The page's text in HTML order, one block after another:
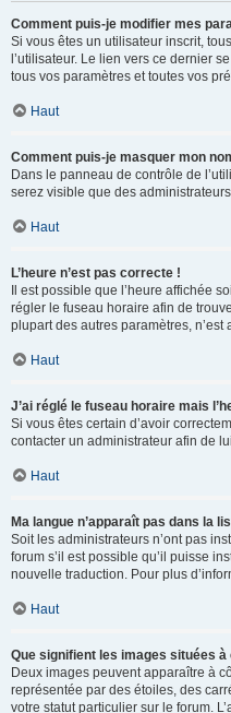
Comment puis-je modifier mes
Si vous êtes un utilisateur inscrit,
l’utilisateur. Le lien vers ce dernier
tous vos paramètres et toutes vos
Haut
Comment puis-je masquer mon
Dans le panneau de contrôle de
serez visible que des
Haut
L’heure n’est pas correcte !
Il est possible que l’heure affichée
régler le fuseau horaire afin de
plupart des autres paramètres, n’est
Haut
J’ai réglé le fuseau horaire mais
Si vous êtes certain d’avoir
contacter un administrateur afin de
Haut
Ma langue n’apparaît pas dans la
Soit les administrateurs n’ont pas
forum s’il est possible qu’il puisse
nouvelle traduction. Pour plus
Haut
Que signifient les images situées à
Deux images peuvent apparaître à
représentée par des étoiles, des
votre statut particulier sur le forum.